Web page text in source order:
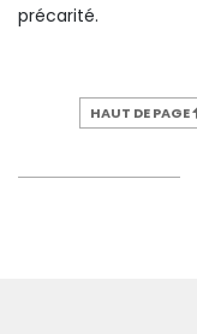
précarité.
HAUT DE PAGE